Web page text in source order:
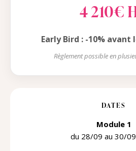
4 210€
Early Bird : -10% avant
Règlement possible en
DATES
Module 1
du 28/09 au 30/